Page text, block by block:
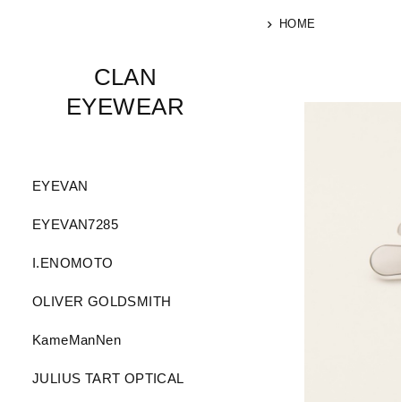
CLAN
EYEWEAR
EYEVAN
EYEVAN7285
I.ENOMOTO
OLIVER GOLDSMITH
KameManNen
JULIUS TART OPTICAL
HOME